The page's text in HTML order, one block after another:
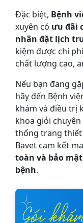
Đặc biệt, Bệnh
xuyên có ưu đãi
nhân đặt lịch
kiệm được chi
chất lượng cao,
Nếu bạn đang
hãy đến Bệnh
khám và điều trị
khoa giỏi
thống trang thiết
Bavet cam kết
toàn và bảo
bệnh.